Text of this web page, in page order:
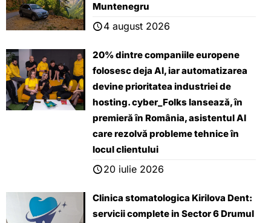
Muntenegru
4 august 2026
20% dintre companiile europene
folosesc deja AI, iar automatizarea
devine prioritatea industriei de
hosting. cyber_Folks lansează, ȋn
premieră ȋn România, asistentul AI
care rezolvă probleme tehnice în
locul clientului
20 iulie 2026
Clinica stomatologica Kirilova Dent:
servicii complete in Sector 6 Drumul